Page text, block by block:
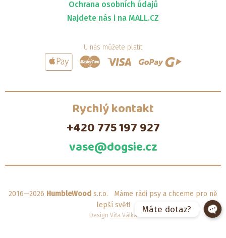
Ochrana osobních údajů
Najdete nás i na MALL.CZ
U nás můžete platit
Rychlý kontakt
+420 775 197 927
vase@dogsie.cz
2016—2026 HumbleWood s.r.o. Máme rádi psy a chceme pro ně
lepší svět!
Design Víťa Válka
Máte dotaz?